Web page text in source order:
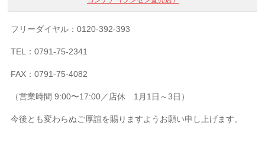
フリーダイヤル：0120-392-393
TEL：0791-75-2341
FAX：0791-75-4082
（営業時間 9:00〜17:00／店休 1月1日～3日）
今後とも変わらぬご厚誼を賜りますようお願い申し上げます。